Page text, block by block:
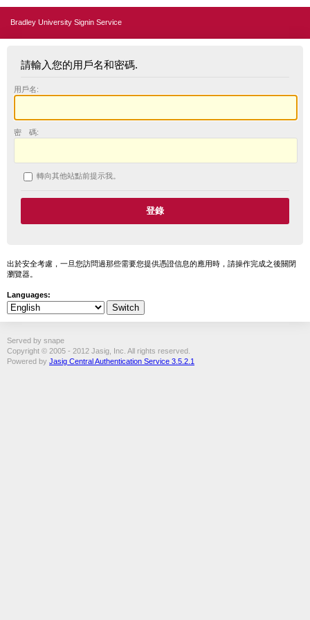
Bradley University Signin Service
請輸入您的用戶名和密碼.
用戶名:
密 碼:
轉向其他站點前提示我。
出於安全考慮，一旦您訪問過那些需要您提供憑證信息的應用時，請操作完成之後關閉
瀏覽器。
Languages:
Served by snape
Copyright © 2005 - 2012 Jasig, Inc. All rights reserved.
Powered by Jasig Central Authentication Service 3.5.2.1